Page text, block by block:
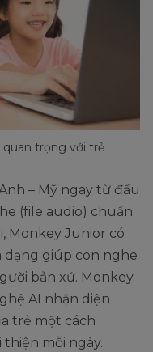
quan trọng với trẻ
– Mỹ ngay từ đầu
(file audio) chuẩn
Monkey Junior có
dạng giúp con nghe
bản xứ. Monkey
AI nhận diện
trẻ một cách
thiện mỗi ngày.